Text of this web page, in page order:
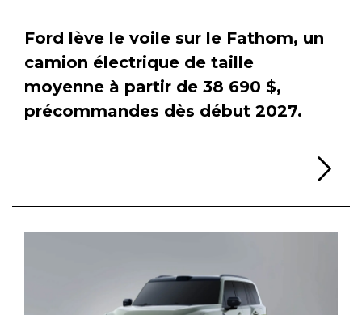
Ford lève le voile sur le Fathom, un
camion électrique de taille
moyenne à partir de 38 690 $,
précommandes dès début 2027.